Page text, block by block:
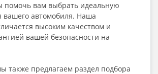
помочь вам выбрать идеальную
вашего автомобиля. Наша
высоким качеством и
вашей безопасности на
также предлагаем раздел подбора